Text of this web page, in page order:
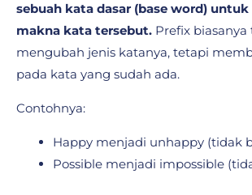
sebuah kata dasar (base word)
makna kata tersebut. Prefix biasanya
mengubah jenis katanya, tetapi
pada kata yang sudah ada.
Contohnya:
Happy menjadi unhappy (tidak
Possible menjadi impossible